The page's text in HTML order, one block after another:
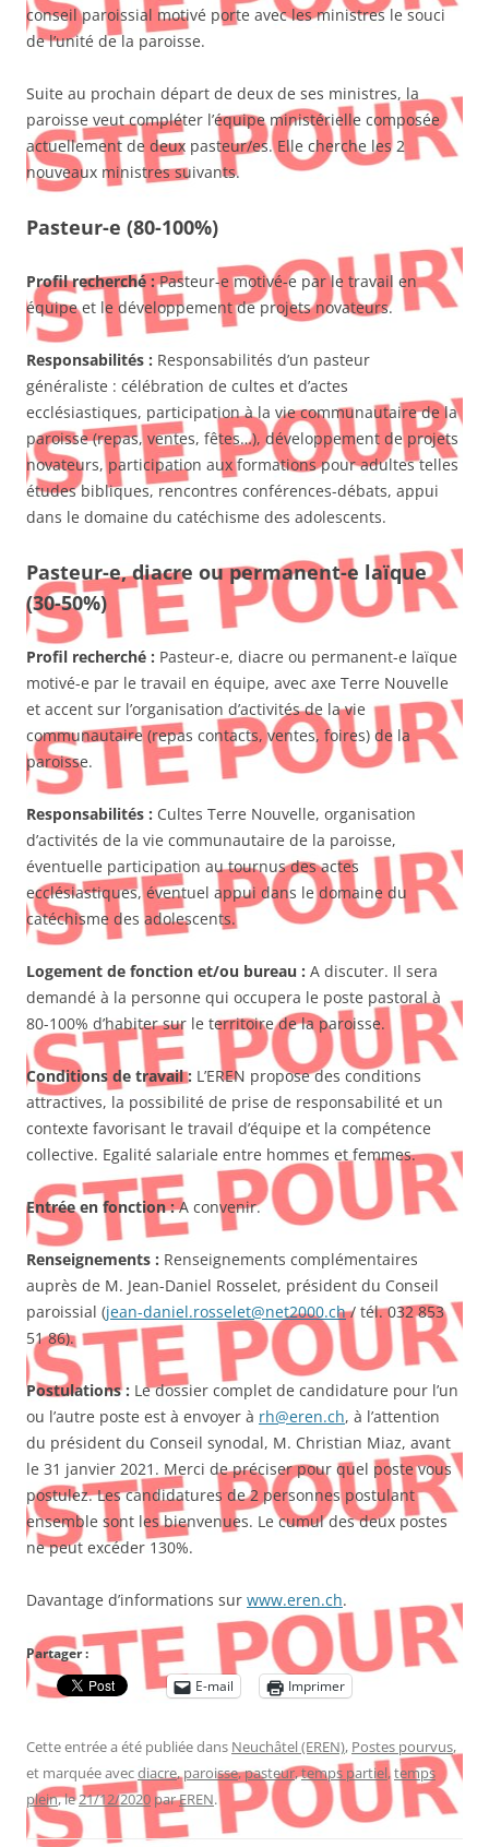
conseil paroissial motivé porte avec les ministres le souci
de l’unité de la paroisse.
Suite au prochain départ de deux de ses ministres, la
paroisse veut compléter l’équipe ministérielle composée
actuellement de deux pasteur/es. Elle cherche les 2
nouveaux ministres suivants.
Pasteur-e (80-100%)
Profil recherché :Pasteur-e motivé-e par le travail en
équipe et le développement de projets novateurs.
Responsabilités : Responsabilités d’un pasteur
généraliste : célébration de cultes et d’actes
ecclésiastiques, participation à la vie communautaire de la
paroisse (repas, ventes, fêtes…), développement de projets
novateurs, participation aux formations pour adultes telles
études bibliques, rencontres conférences-débats, appui
dans le domaine du catéchisme des adolescents.
Pasteur-e, diacre ou permanent-e laïque
(30-50%)
Profil recherché : Pasteur-e, diacre ou permanent-e laïque
motivé-e par le travail en équipe, avec axe Terre Nouvelle
et accent sur l’organisation d’activités de la vie
communautaire (repas contacts, ventes, foires) de la
paroisse.
Responsabilités : Cultes Terre Nouvelle, organisation
d’activités de la vie communautaire de la paroisse,
éventuelle participation au tournus des actes
ecclésiastiques, éventuel appui dans le domaine du
catéchisme des adolescents.
Logement de fonction et/ou bureau : A discuter. Il sera
demandé à la personne qui occupera le poste pastoral à
80-100% d’habiter sur le territoire de la paroisse.
Conditions de travail : L’EREN propose des conditions
attractives, la possibilité de prise de responsabilité et un
contexte favorisant le travail d’équipe et la compétence
collective. Egalité salariale entre hommes et femmes.
Entrée en fonction :A convenir.
Renseignements : Renseignements complémentaires
auprès de M. Jean-Daniel Rosselet, président du Conseil
paroissial (jean-daniel.rosselet@net2000.ch/ tél. 032 853
51 86).
Postulations : Le dossier complet de candidature pour l’un
ou l’autre poste est à envoyer à rh@eren.ch, à l’attention
du président du Conseil synodal, M. Christian Miaz, avant
le 31 janvier 2021. Merci de préciser pour quel poste vous
postulez. Les candidatures de 2 personnes postulant
ensemble sont les bienvenues. Le cumul des deux postes
ne peut excéder 130%.
Davantage d’informations sur www.eren.ch.
Partager :
E-mail
Imprimer
Cette entrée a été publiée dans Neuchâtel (EREN), Postes pourvus,
et marquée avecdiacre,paroisse,pasteur,temps partiel,temps
plein, le21/12/2020 parEREN.